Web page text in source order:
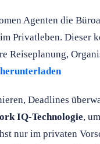
Agenten die
Privatleben. Dieser
Reiseplanung,
Deadlines
IQ-Technologie,
nur im privaten